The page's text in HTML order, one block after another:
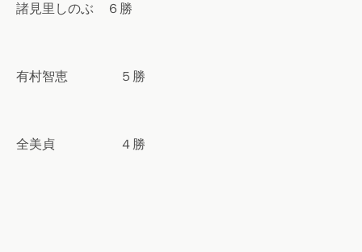
諸見里しのぶ ６勝
有村智恵 ５勝
全美貞 ４勝